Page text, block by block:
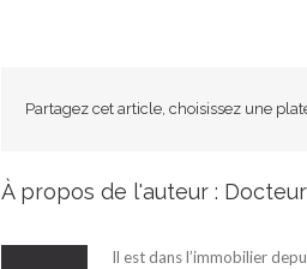
Partagez cet article, choisissez une
À propos de l'auteur :
Il est dans l’immobilier